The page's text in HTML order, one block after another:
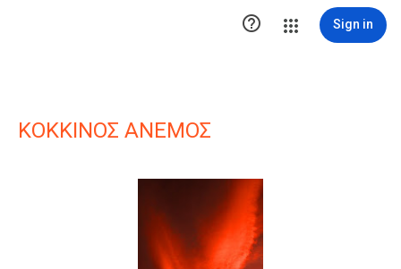
 Sign in
ΚΟΚΚΙΝΟΣ ΑΝΕΜΟΣ